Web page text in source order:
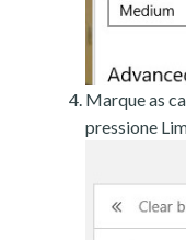
Marque as
pressione